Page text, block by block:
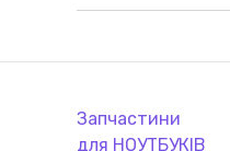
Запчастини
для НОУТБУКІВ